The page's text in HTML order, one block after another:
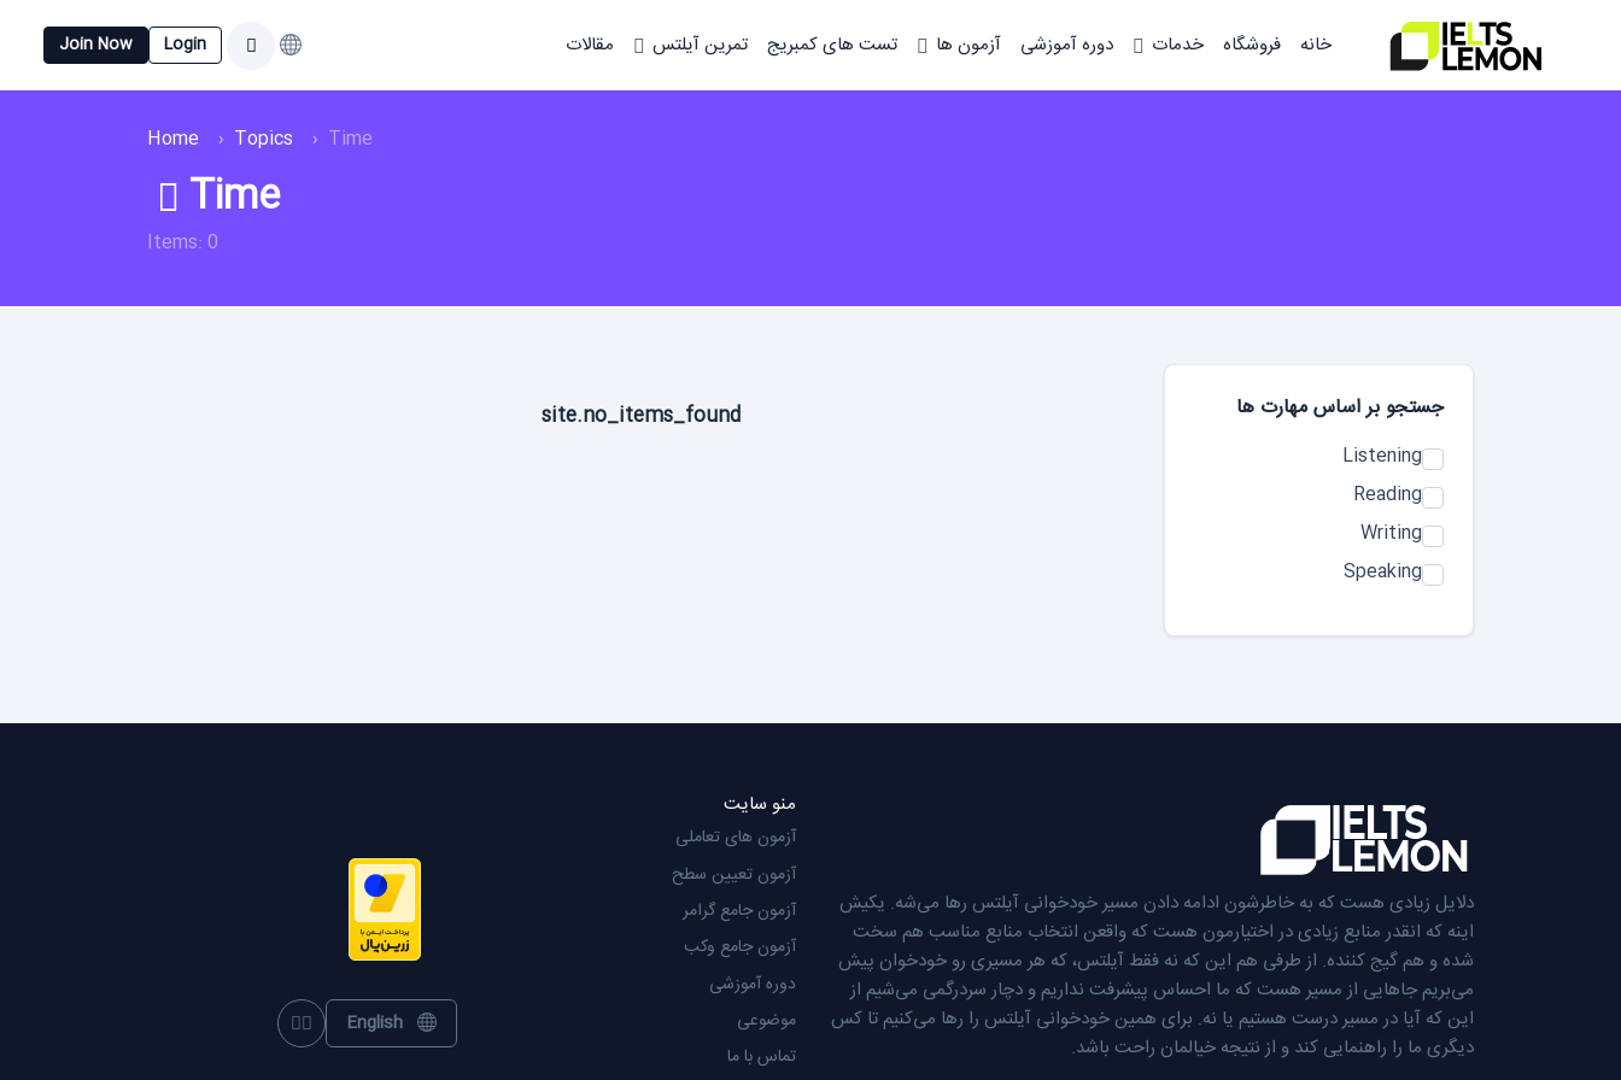
Login
Join Now خانه فروشگاه خدمات دوره آموزشی آزمون ها تست های کمبریج تمرین آیلتس مقالات
Home Topics Time
Time
Items: 0
جستجو بر اساس مهارت‌ ها
Listening
Reading
Writing
Speaking
site.no_items_found
دلایل زیادی هست که به خاطرشون ادامه دادن مسیر خودخوانی آیلتس رها می‌شه. یکیش
اینه که انقدر منابع زیادی در اختیارمون هست که واقعن انتخاب منابع مناسب هم سخت
شده و هم گیج کننده. از طرفی هم این که نه فقط آیلتس، که هر مسیری رو خودخوان پیش
می‌بریم جاهایی از مسیر هست که ما احساس پیشرفت نداریم و دچار سردرگمی می‌شیم از
این که آیا در مسیر درست هستیم یا نه. برای همین خودخوانی آیلتس را رها می‌کنیم تا کس
دیگری ما را راهنمایی کند و از نتیجه خیالمان راحت باشد.
منو سایت
آزمون های تعاملی
آزمون تعیین سطح
آزمون جامع گرامر
آزمون جامع وکب
دوره آموزشی
موضوعی
تماس با ما
English
Toggle theme